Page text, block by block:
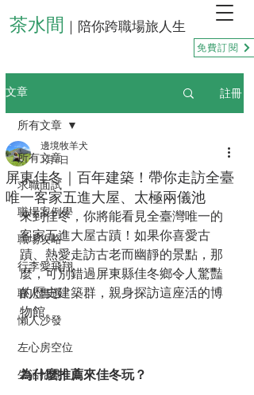
茶水間 ｜陪你跨職場旅人生
免費訂閱
文章 註冊
所有文章
求職面試
職場案例學
職場攻略
行李愛飛翔
職人書選
懶人沙發
左心房空位
生活拾穗
所有文章
屏東佳冬｜百年建築！帶你走訪全臺
唯一客家五進大屋、太極兩儀池
邊境牧羊犬
1月6日
來到佳冬，你將能看見全臺灣唯一的
客家五進大屋古蹟！如果你喜愛古
蹟、熱愛走訪古老而幽靜的景點，那
麼，可別錯過屏東縣佳冬鄉令人驚豔
的歷史建築群，親身探訪這座活的博
物館。
為什麼推薦來佳冬玩？